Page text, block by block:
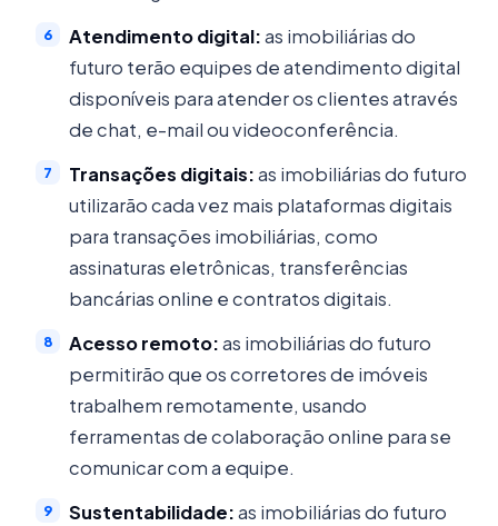
Atendimento digital:as imobiliárias do
futuro terão equipes de atendimento digital
disponíveis para atender os clientes através
de chat, e-mail ou videoconferência.
Transações digitais:as imobiliárias do futuro
utilizarão cada vez mais plataformas digitais
para transações imobiliárias, como
assinaturas eletrônicas, transferências
bancárias online e contratos digitais.
Acesso remoto:as imobiliárias do futuro
permitirão que os corretores de imóveis
trabalhem remotamente, usando
ferramentas de colaboração online para se
comunicar com a equipe.
Sustentabilidade:as imobiliárias do futuro